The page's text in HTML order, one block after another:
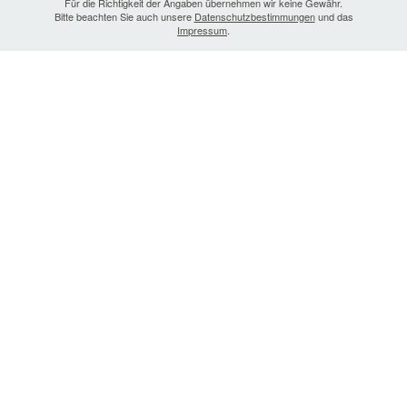
Bitte beachten Sie auch unsere Datenschutzbestimmungenund das
Impressum.